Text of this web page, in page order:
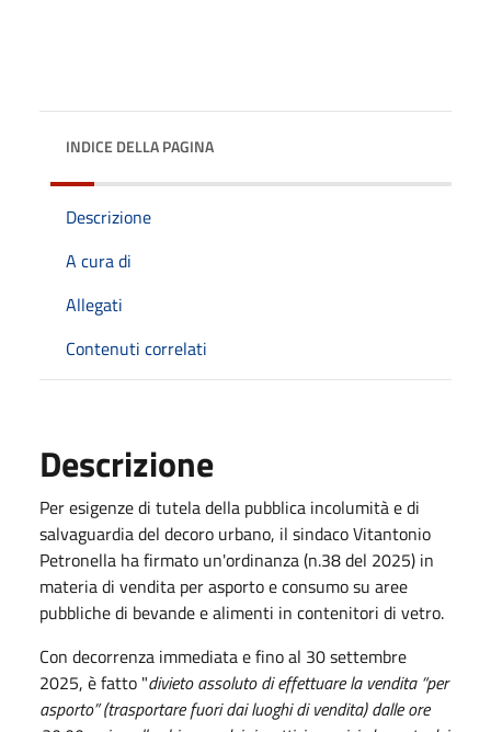
INDICE DELLA PAGINA
Descrizione
A cura di
Allegati
Contenuti correlati
Descrizione
Per esigenze di tutela della pubblica incolumità e di
salvaguardia del decoro urbano, il sindaco Vitantonio
Petronella ha firmato un'ordinanza (n.38 del 2025) in
materia di vendita per asporto e consumo su aree
pubbliche di bevande e alimenti in contenitori di vetro.
Con decorrenza immediata e fino al 30 settembre
2025, è fatto "divieto assoluto di effettuare la vendita “per
asporto” (trasportare fuori dai luoghi di vendita) dalle ore